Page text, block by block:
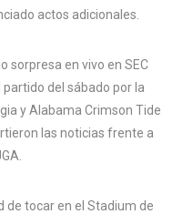
actos adicionales.
sorpresa en vivo en SEC
del sábado por la
y Alabama Crimson Tide
las noticias frente a
de tocar en el Stadium de